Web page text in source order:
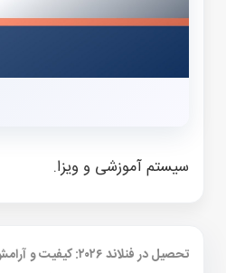
سیستم آموزشی و ویزا.
تحصیل در فنلاند ۲۰۲۶: کیفیت و آرامش